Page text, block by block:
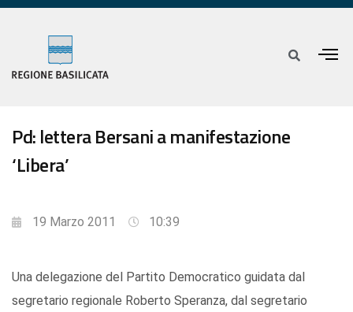
Pd: lettera Bersani a manifestazione
‘Libera’
19 Marzo 2011 10:39
Una delegazione del Partito Democratico guidata dal
segretario regionale Roberto Speranza, dal segretario